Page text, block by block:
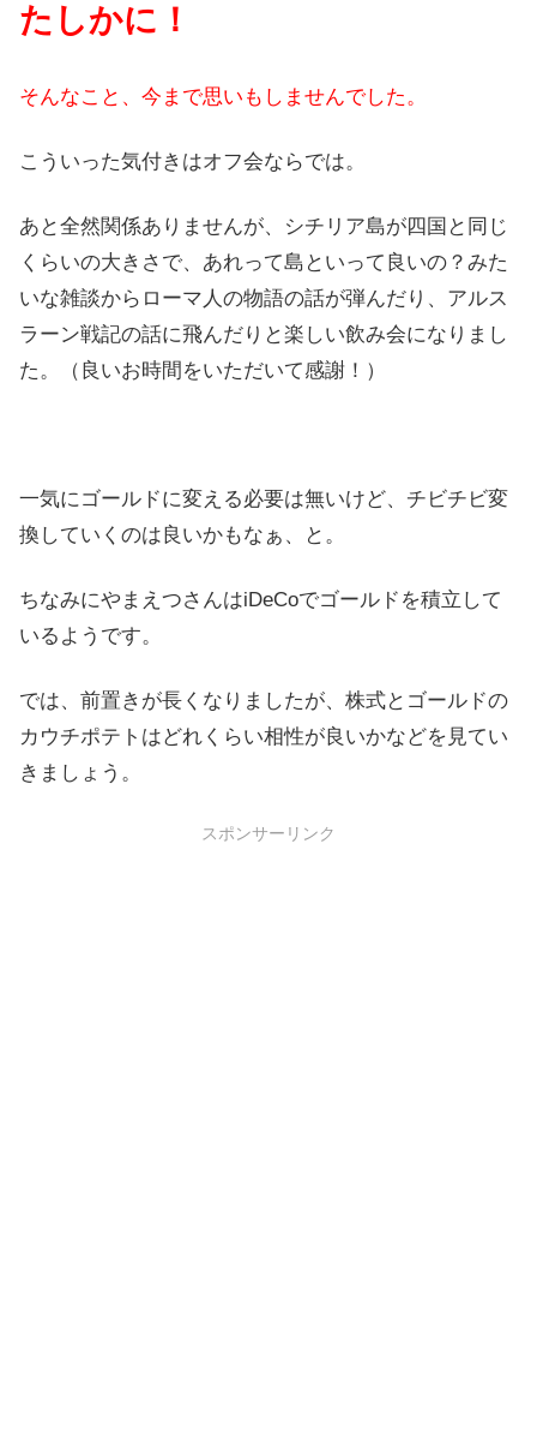
たしかに！
そんなこと、今まで思いもしませんでした。
こういった気付きはオフ会ならでは。
あと全然関係ありませんが、シチリア島が四国と同じ
くらいの大きさで、あれって島といって良いの？みた
いな雑談からローマ人の物語の話が弾んだり、アルス
ラーン戦記の話に飛んだりと楽しい飲み会になりまし
た。（良いお時間をいただいて感謝！）
一気にゴールドに変える必要は無いけど、チビチビ変
換していくのは良いかもなぁ、と。
ちなみにやまえつさんはiDeCoでゴールドを積立して
いるようです。
では、前置きが長くなりましたが、株式とゴールドの
カウチポテトはどれくらい相性が良いかなどを見てい
きましょう。
スポンサーリンク